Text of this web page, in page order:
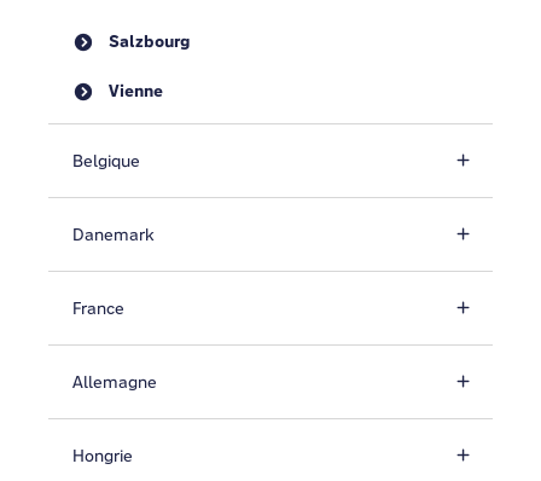
Salzbourg
Vienne
Belgique
Danemark
France
Allemagne
Hongrie